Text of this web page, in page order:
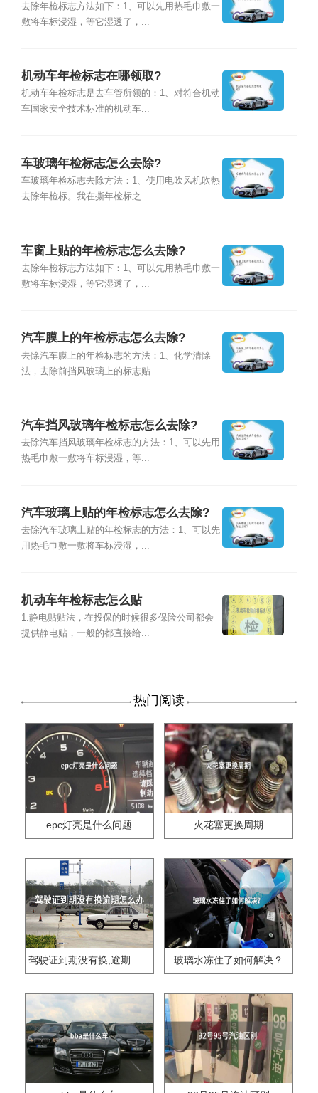
去除年检标志方法如下：1、可以先用热毛巾敷一
敷将车标浸湿，等它湿透了，...
机动车年检标志在哪领取?
机动车年检标志是去车管所领的：1、对符合机动
车国家安全技术标准的机动车...
车玻璃年检标志怎么去除?
车玻璃年检标志去除方法：1、使用电吹风机吹热
去除年检标。我在撕年检标之...
车窗上贴的年检标志怎么去除?
去除年检标志方法如下：1、可以先用热毛巾敷一
敷将车标浸湿，等它湿透了，...
汽车膜上的年检标志怎么去除?
去除汽车膜上的年检标志的方法：1、化学清除
法，去除前挡风玻璃上的标志贴...
汽车挡风玻璃年检标志怎么去除?
去除汽车挡风玻璃年检标志的方法：1、可以先用
热毛巾敷一敷将车标浸湿，等...
汽车玻璃上贴的年检标志怎么去除?
去除汽车玻璃上贴的年检标志的方法：1、可以先
用热毛巾敷一敷将车标浸湿，...
机动车年检标志怎么贴
1.静电贴贴法，在投保的时候很多保险公司都会
提供静电贴，一般的都直接给...
热门阅读
epc灯亮是什么问题 火花塞更换周期
驾驶证到期没有换,逾期怎么办?? 玻璃水冻住了如何解决？